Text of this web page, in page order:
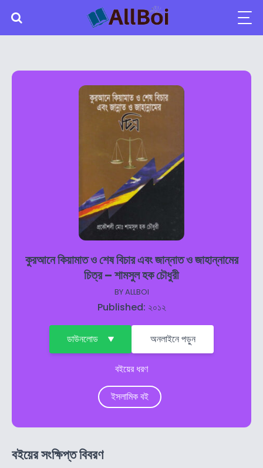
কুরআনে কিয়ামাত ও শেষ বিচার এবং জান্নাত ও জাহান্নামের
চিত্র – শামসুল হক চৌধুরী
BYALLBOI
Published: ২০১২
ডাউনলোড অনলাইনে পড়ুন
বইয়ের ধরণ
ইসলামিক বই
বইয়ের সংক্ষিপ্ত বিবরণ